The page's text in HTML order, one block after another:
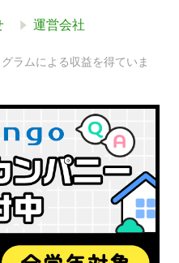
運営会社
ラムによる収益を得ていま